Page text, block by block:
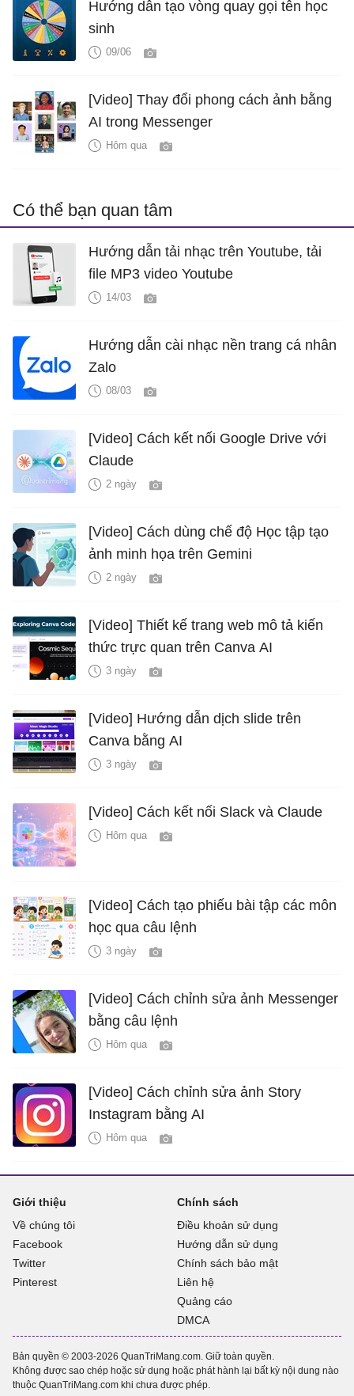
Hướng dẫn tạo vòng quay gọi tên học
sinh
09/06
[Video] Thay đổi phong cách ảnh bằng
AI trong Messenger
Hôm qua
Có thể bạn quan tâm
Hướng dẫn tải nhạc trên Youtube, tải
file MP3 video Youtube
14/03
Hướng dẫn cài nhạc nền trang cá nhân
Zalo
08/03
[Video] Cách kết nối Google Drive với
Claude
2 ngày
[Video] Cách dùng chế độ Học tập tạo
ảnh minh họa trên Gemini
2 ngày
[Video] Thiết kế trang web mô tả kiến
thức trực quan trên Canva AI
3 ngày
[Video] Hướng dẫn dịch slide trên
Canva bằng AI
3 ngày
[Video] Cách kết nối Slack và Claude
Hôm qua
[Video] Cách tạo phiếu bài tập các môn
học qua câu lệnh
3 ngày
[Video] Cách chỉnh sửa ảnh Messenger
bằng câu lệnh
Hôm qua
[Video] Cách chỉnh sửa ảnh Story
Instagram bằng AI
Hôm qua
Giới thiệu
Về chúng tôi
Facebook
Twitter
Pinterest
Chính sách
Điều khoản sử dụng
Hướng dẫn sử dụng
Chính sách bảo mật
Liên hệ
Quảng cáo
DMCA
Bản quyền © 2003-2026 QuanTriMang.com. Giữ toàn quyền.
Không được sao chép hoặc sử dụng hoặc phát hành lại bất kỳ nội dung nào
thuộc QuanTriMang.com khi chưa được phép.